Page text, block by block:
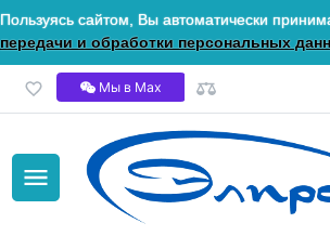
Пользуясь сайтом, Вы автоматически
передачи и обработки персональных
Мы в Мах